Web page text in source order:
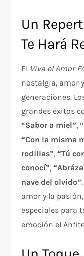
Un
Te Hará
El Viva el Amor
nostalgia, amor
generaciones.
grandes éxitos
“Sabor a miel”,
“Con la misma
rodillas”,“Tú
conocí”,
nave del olvido”
amor y la
especiales para
emoción el